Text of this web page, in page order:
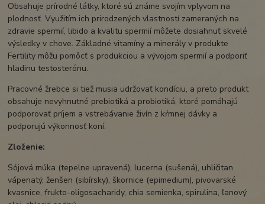
Obsahuje prírodné látky, ktoré sú známe svojím vplyvom na
plodnosť. Využitím ich prirodzených vlastností zameraných na
zdravie spermií, libido a kvalitu spermií môžete dosiahnuť skvelé
výsledky v chove. Základné vitamíny a minerály v produkte
Fertility môžu pomôcť s produkciou a vývojom spermií a podporiť
hladinu testosterónu.
Pracovné žrebce si tiež musia udržovať kondíciu, a preto produkt
obsahuje nevyhnutné prebiotiká a probiotiká, ktoré pomáhajú
podporovať príjem a vstrebávanie živín z kŕmnej dávky a
podporujú výkonnosť koní.
Zloženie:
Sójová múka (tepelne upravená), lucerna (sušená), uhličitan
vápenatý, ženšen (sibírsky), škornice (epimedium), pivovarské
kvasnice, frukto-oligosacharidy, chia semienka, spirulina, ľanový